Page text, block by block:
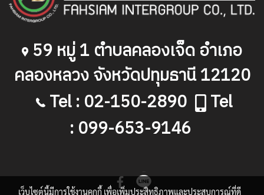
59หมู่1ตำบลคลองเจ็ด อำเภอ
คลองหลวง จังหวัดปทุมธานี12120
Tel : 02-150-2890 Tel
: 099-653-9146
เว็บไซต์นี้มีการใช้งานคุกกี้ เพื่อเพิ่มประสิทธิภาพและประสบการณ์ที่ดี